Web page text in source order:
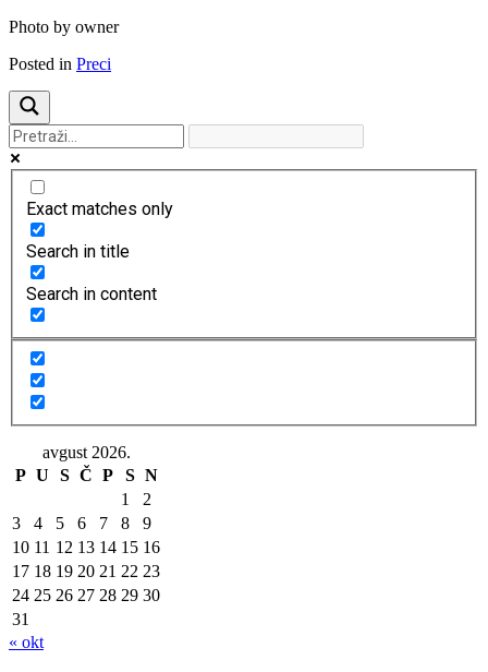
Photo by owner
Posted in Preci
Exact matches only
Search in title
Search in content
avgust 2026.
P U S Č P S N
1
2
3
4 5 6 7 8
9
10 11 12 13 14 15 16
17 18 19 20 21 22 23
24 25 26 27 28 29 30
31
« okt